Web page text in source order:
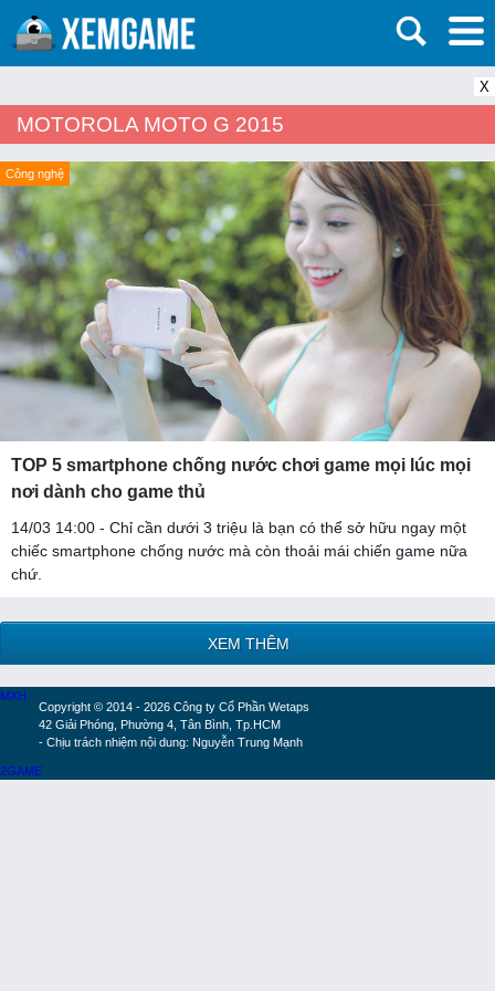
X
MOTOROLA MOTO G 2015
Công nghệ
TOP 5 smartphone chống nước chơi game mọi lúc mọi
nơi dành cho game thủ
14/03 14:00 - Chỉ cần dưới 3 triệu là bạn có thể sở hữu ngay một
chiếc smartphone chống nước mà còn thoải mái chiến game nữa
chứ.
XEM THÊM
Copyright © 2014 - 2026 Công ty Cổ Phần Wetaps
42 Giải Phóng, Phường 4, Tân Bình, Tp.HCM
- Chịu trách nhiệm nội dung: Nguyễn Trung Mạnh
MXH
2GAME